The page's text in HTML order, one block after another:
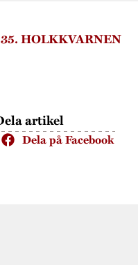
35. HOLKKVARNEN
artikel
Dela på Facebook